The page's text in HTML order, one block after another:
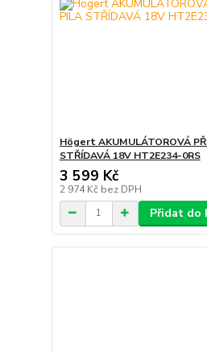
Högert AKUMULÁTOROVÁ
STŘÍDAVÁ 18V HT2E234-0RS
3 599 Kč
2 974 Kč bez DPH
Přidat do